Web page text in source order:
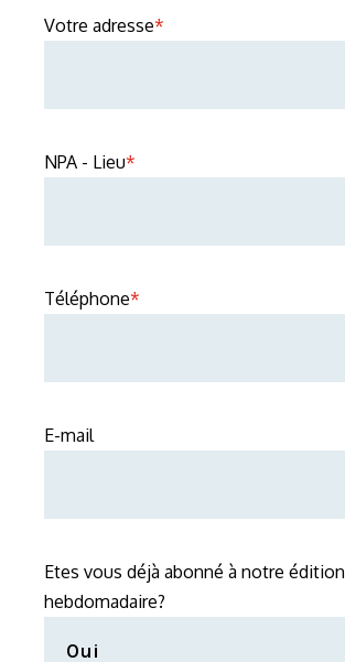
Votre adresse*
NPA - Lieu*
Téléphone*
E-mail
Etes vous déjà abonné à notre édition
hebdomadaire?